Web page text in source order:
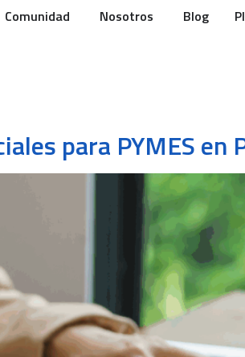
Comunidad Nosotros Blog
para PYMES en